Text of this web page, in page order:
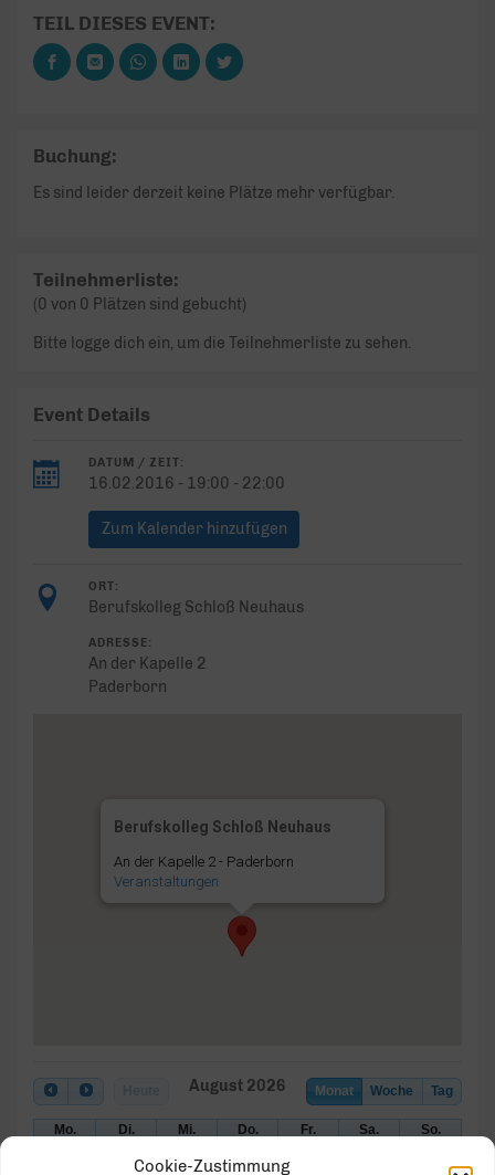
Cookie-Zustimmung
TEIL DIESES EVENT:
Buchung:
Es sind leider derzeit keine Plätze mehr verfügbar.
Teilnehmerliste:
(0 von 0 Plätzen sind gebucht)
Bitte logge dich ein, um die Teilnehmerliste zu sehen.
Event Details
DATUM / ZEIT:
16.02.2016 - 19:00 - 22:00
Zum Kalender hinzufügen
ORT:
Berufskolleg Schloß Neuhaus
ADRESSE:
An der Kapelle 2
Paderborn
Berufskolleg Schloß Neuhaus
An der Kapelle 2 - Paderborn
Veranstaltungen
Monat Woche Tag
August 2026
Mo. Di. Mi. Do. Fr. Sa.
So.